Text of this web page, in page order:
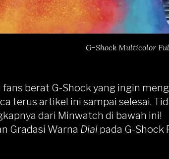
G-Shock Multicolor
fans berat G-Shock yang ingin
terus artikel ini sampai selesai.
dari Minwatch di bawah ini!
Gradasi Warna Dial pada G-Shock